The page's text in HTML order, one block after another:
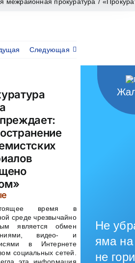
Следующая
время в
среде чрезвычайно
является обмен
видео- и
в Интернете
социальных сетей.
Не
яма на
не